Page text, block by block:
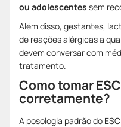
ou adolescentes sem
Além disso, gestantes,
de reações alérgicas a
devem conversar com
tratamento.
Como tomar
corretamente?
A posologia padrão do